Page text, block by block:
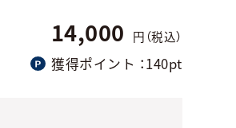
14,000 円（税込）
獲得ポイント ：140pt